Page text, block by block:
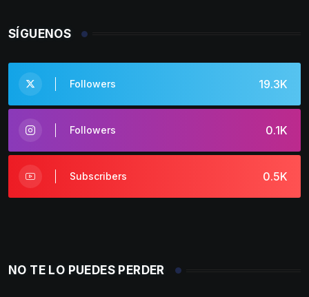
SÍGUENOS
19.3K
Followers
0.1K
Followers
0.5K
Subscribers
NO TE LO PUEDES PERDER